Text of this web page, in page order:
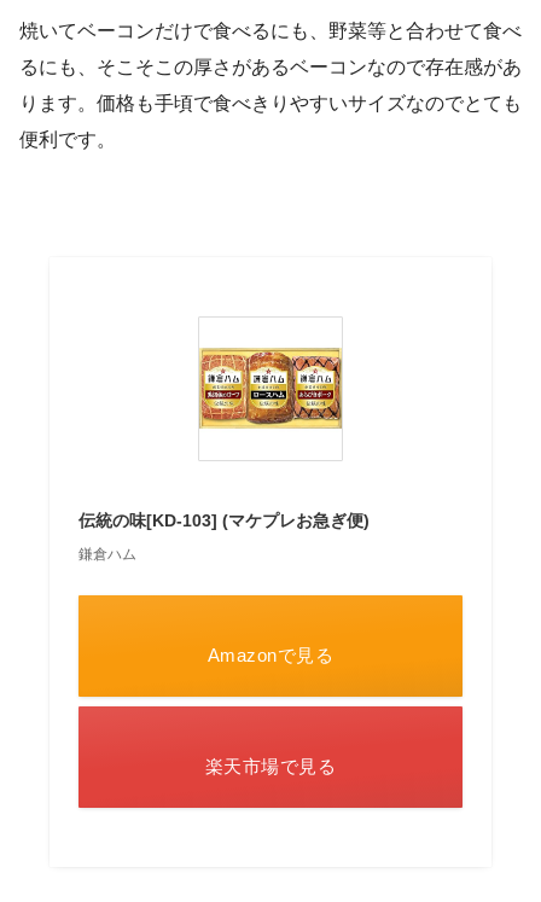
焼いてベーコンだけで食べるにも、野菜等と合わせて食べ
るにも、そこそこの厚さがあるベーコンなので存在感があ
ります。価格も手頃で食べきりやすいサイズなのでとても
便利です。
伝統の味[KD-103] (マケプレお急ぎ便)
鎌倉ハム
Amazonで見る
楽天市場で見る